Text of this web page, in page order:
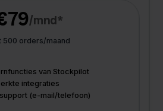
/mnd*
500 orders/maand
van Stockpilot
integraties
(e-mail/telefoon)